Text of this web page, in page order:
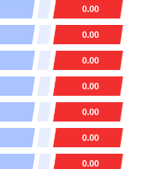
0.00
0.00
0.00
0.00
0.00
0.00
0.00